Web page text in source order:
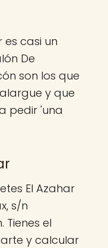
es casi un
De
son los que
y que
pedir 'una
El Azahar
s/n
Tienes el
y calcular